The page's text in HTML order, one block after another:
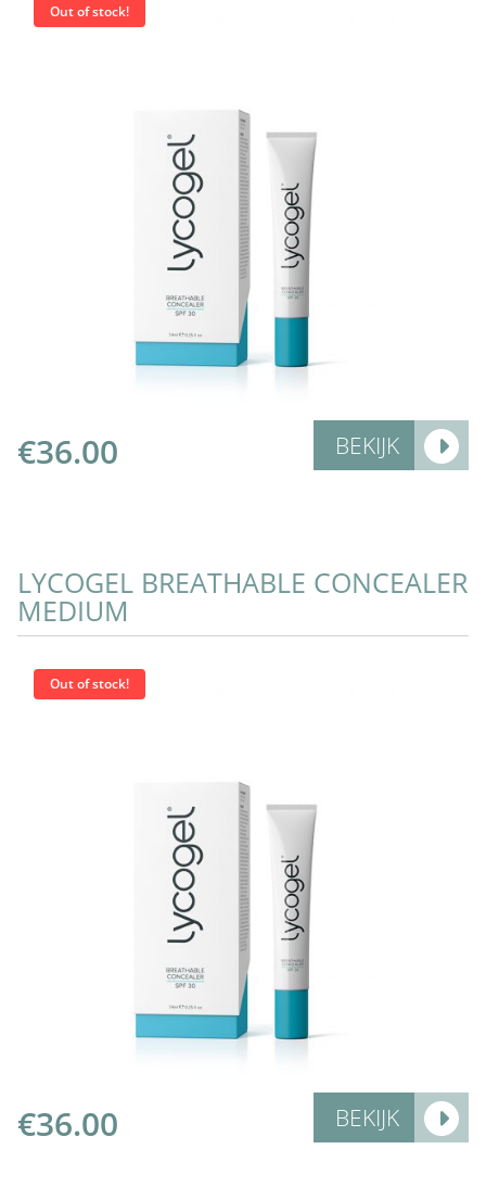
Out of stock!
More Info
€36.00 BEKIJK
LYCOGEL BREATHABLE CONCEALER
MEDIUM
Out of stock!
More Info
€36.00 BEKIJK